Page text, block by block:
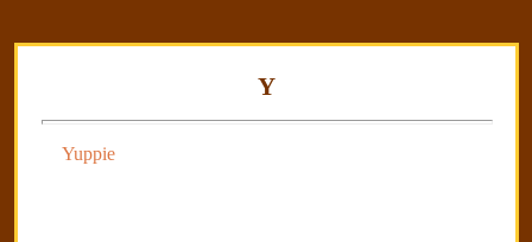
Y
Yuppie